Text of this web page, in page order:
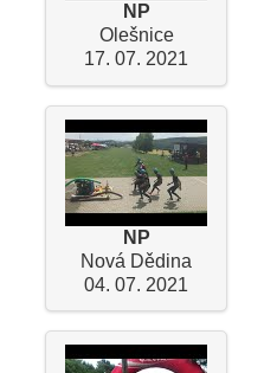
NP
Olešnice
17. 07. 2021
NP
Nová Dědina
04. 07. 2021